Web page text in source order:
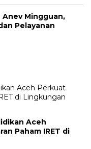
Anev Mingguan,
Pelayanan
Aceh
Paham IRET di